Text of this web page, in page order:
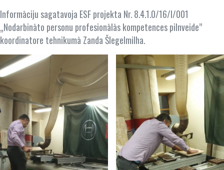
Informāciju sagatavoja ESF projekta Nr. 8.4.1.0/16/I/001
„Nodarbināto personu profesionālās kompetences pilnveide”
koordinatore tehnikumā Zanda Šlegelmilha.